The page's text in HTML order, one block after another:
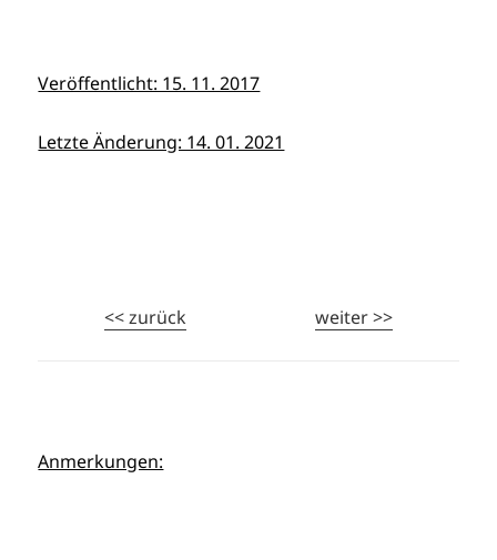
Veröffentlicht: 15. 11. 2017
Letzte Änderung: 14. 01. 2021
<< zurück weiter >>
Anmerkungen: